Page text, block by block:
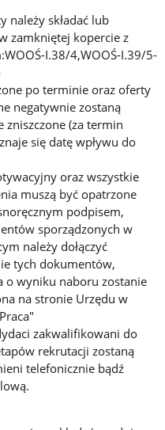
należy składać lub
zamkniętej kopercie z
I.38/4,WOOŚ-I.39/5-
po terminie oraz oferty
negatywnie zostaną
zniszczone (za termin
się datę wpływu do
oraz wszystkie
muszą być opatrzone
podpisem,
sporządzonych w
należy dołączyć
tych dokumentów,
o wyniku naboru zostanie
na stronie Urzędu w
zakwalifikowani do
rekrutacji zostaną
telefonicznie bądź